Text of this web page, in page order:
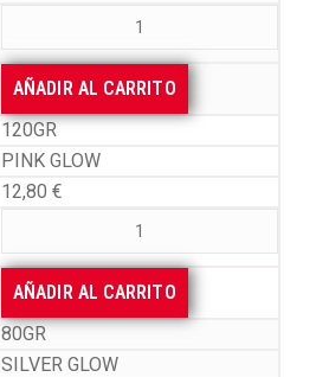
AÑADIR AL CARRITO
120GR
PINK GLOW
12,80 €
AÑADIR AL CARRITO
80GR
SILVER GLOW